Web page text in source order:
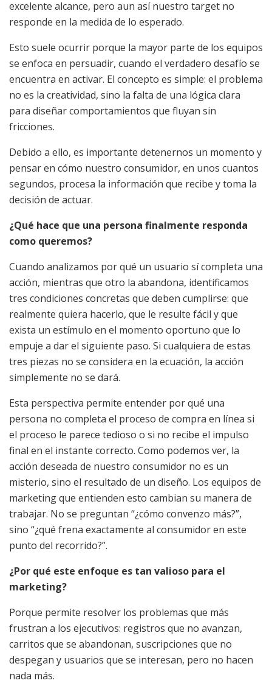
excelente alcance, pero aun así nuestro target no
responde en la medida de lo esperado.
Esto suele ocurrir porque la mayor parte de los equipos
se enfoca en persuadir, cuando el verdadero desafío se
encuentra en activar. El concepto es simple: el problema
no es la creatividad, sino la falta de una lógica clara
para diseñar comportamientos que fluyan sin
fricciones.
Debido a ello, es importante detenernos un momento y
pensar en cómo nuestro consumidor, en unos cuantos
segundos, procesa la información que recibe y toma la
decisión de actuar.
¿Qué hace que una persona finalmente responda
como queremos?
Cuando analizamos por qué un usuario sí completa una
acción, mientras que otro la abandona, identificamos
tres condiciones concretas que deben cumplirse: que
realmente quiera hacerlo, que le resulte fácil y que
exista un estímulo en el momento oportuno que lo
empuje a dar el siguiente paso. Si cualquiera de estas
tres piezas no se considera en la ecuación, la acción
simplemente no se dará.
Esta perspectiva permite entender por qué una
persona no completa el proceso de compra en línea si
el proceso le parece tedioso o si no recibe el impulso
final en el instante correcto. Como podemos ver, la
acción deseada de nuestro consumidor no es un
misterio, sino el resultado de un diseño. Los equipos de
marketing que entienden esto cambian su manera de
trabajar. No se preguntan “¿cómo convenzo más?”,
sino “¿qué frena exactamente al consumidor en este
punto del recorrido?”.
¿Por qué este enfoque es tan valioso para el
marketing?
Porque permite resolver los problemas que más
frustran a los ejecutivos: registros que no avanzan,
carritos que se abandonan, suscripciones que no
despegan y usuarios que se interesan, pero no hacen
nada más.